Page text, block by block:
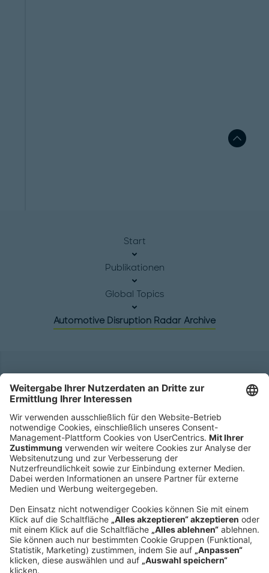
Start
Publikationen
Global Topics
Automotive Disruption Radar Archive
Hauptsitz
Roland Berger GmbH
Sederanger 1
80538 München
Deutschland
Telefon:
+49 89 9230-0
Fax:
+49 89 9230-8202
NEWSROOM
IMPRESSUM